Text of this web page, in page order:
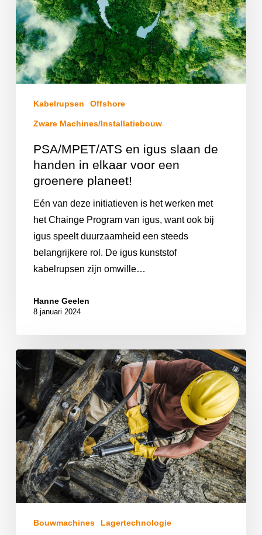
Kabelrupsen Offshore
Zware Machines/Installatiebouw
PSA/MPET/ATS en igus slaan de
handen in elkaar voor een
groenere planeet!
Eén van deze initiatieven is het werken met
het Chainge Program van igus, want ook bij
igus speelt duurzaamheid een steeds
belangrijkere rol. De igus kunststof
kabelrupsen zijn omwille…
Hanne Geelen
8 januari 2024
Bouwmachines Lagertechnologie